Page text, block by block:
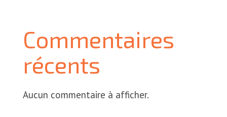
Commentaires
récents
Aucun commentaire à afficher.